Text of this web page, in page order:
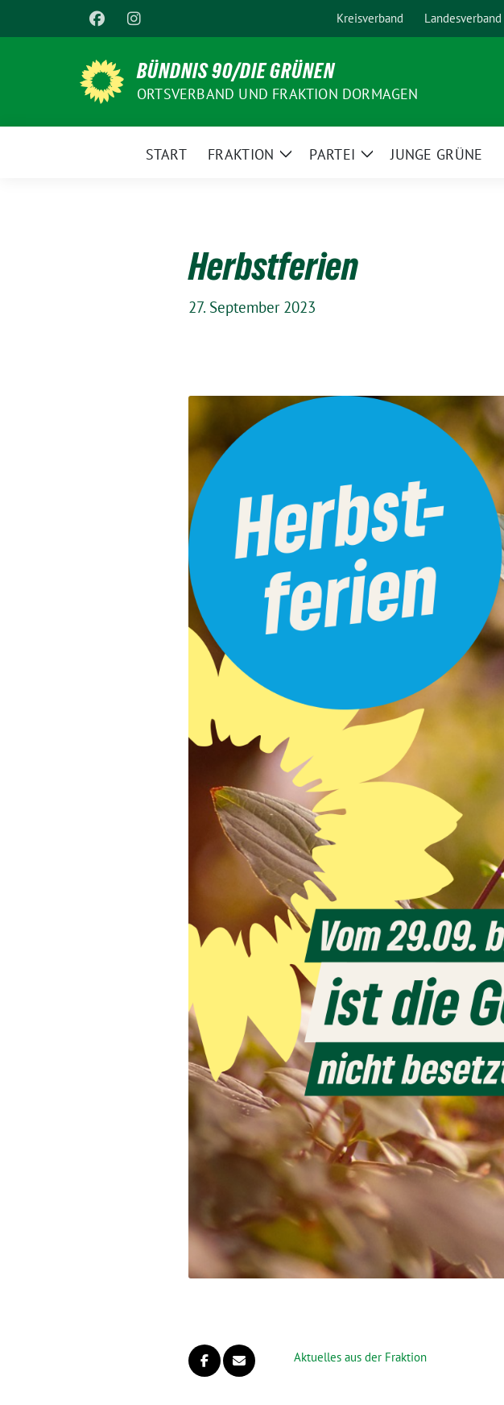
zum
Kreisverband Landesverband
BÜNDNIS 90/DIE GRÜNEN
ORTSVERBAND UND FRAKTION DORMAGEN
START FRAKTION
ZeigePARTEI
ZeigeJUNGE GRÜNE
Herbstferien
27. September 2023
Aktuelles aus der Fraktion